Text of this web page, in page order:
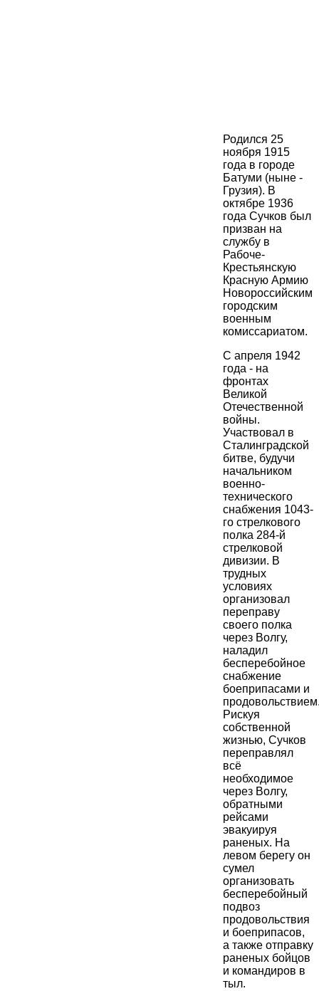
Родился 25
ноября 1915
года в городе
Батуми (ныне -
Грузия). В
октябре 1936
года Сучков был
призван на
службу в
Рабоче-
Крестьянскую
Красную Армию
Новороссийским
городским
военным
комиссариатом.
С апреля 1942
года - на
фронтах
Великой
Отечественной
войны.
Участвовал в
Сталинградской
битве, будучи
начальником
военно-
технического
снабжения 1043-
го стрелкового
полка 284-й
стрелковой
дивизии. В
трудных
условиях
организовал
переправу
своего полка
через Волгу,
наладил
бесперебойное
снабжение
боеприпасами и
Рискуя
собственной
жизнью, Сучков
переправлял
всё
необходимое
через Волгу,
обратными
рейсами
эвакуируя
раненых. На
левом берегу он
сумел
организовать
бесперебойный
подвоз
продовольствия
и боеприпасов,
а также отправку
раненых бойцов
и командиров в
тыл.